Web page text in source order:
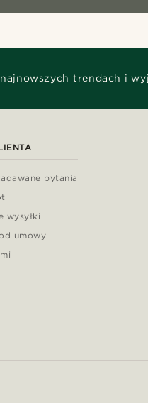
trendach i
pytania
wysyłki
umowy